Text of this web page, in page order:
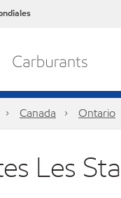
Canada Ontario
Les